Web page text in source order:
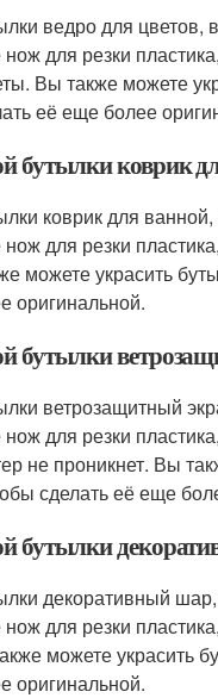
ведро для
для резки
Вы также можете
её еще более
бутылки коврик
коврик для
для резки
можете украсить
оригинальной.
бутылки
ветрозащитный
для резки
не проникнет. Вы
сделать её еще
бутылки
декоративный
для резки
можете украсить
оригинальной.